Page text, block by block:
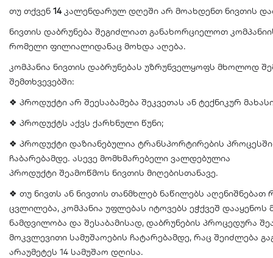
თუ თქვენ 14კალენდარულ დღეში არ მოახდენთ ნივთის
ნივთის დაბრუნება შეგიძლიათ განახორციელოთ
რომელი ფილიალიდანაც მოხდა აღება.
კომპანია ნივთის დაბრუნებას უზრუნველყოფს მხოლოდ
შემთხვევებში:
❖ პროდუქტი არ შეესაბამება შეკვეთას ან ტექნიკურ
❖ პროდუქტს აქვს ქარხნული წუნი;
❖ პროდუქტი დაზიანებულია ტრანსპორტირების
ჩაბარებამდე. ასევე მომხმარებელი ვალდებულია
პროდუქტი შეამოწმოს ნივთის მიღებისთანავე.
❖ თუ ნივთს ან ნივთის თანმხლებ ნაწილებს აღენიშნებათ
ცვლილება, კომპანია უფლებას იტოვებს ეჭქვეშ დააყენოს
ნამდვილობა და შესაბამისად, დაბრუნების პროცედურა
მოკვლევითი სამუშაოების ჩატარებამდე, რაც შეიძლება
არაუმეტეს 14 სამუშაო დღისა.